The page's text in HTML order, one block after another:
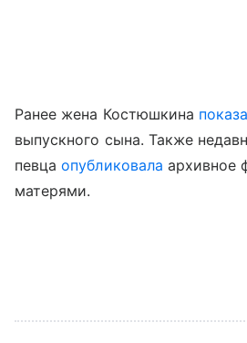
Ранее жена Костюшкина
выпускного сына. Также
певцаопубликовала архивное
матерями.